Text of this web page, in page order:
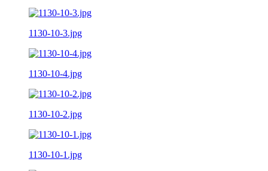
1130-10-3.jpg
1130-10-4.jpg
1130-10-2.jpg
1130-10-1.jpg